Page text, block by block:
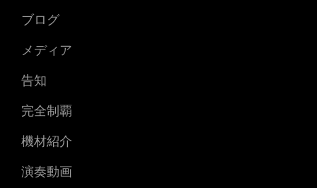
ブログ
メディア
告知
完全制覇
機材紹介
演奏動画